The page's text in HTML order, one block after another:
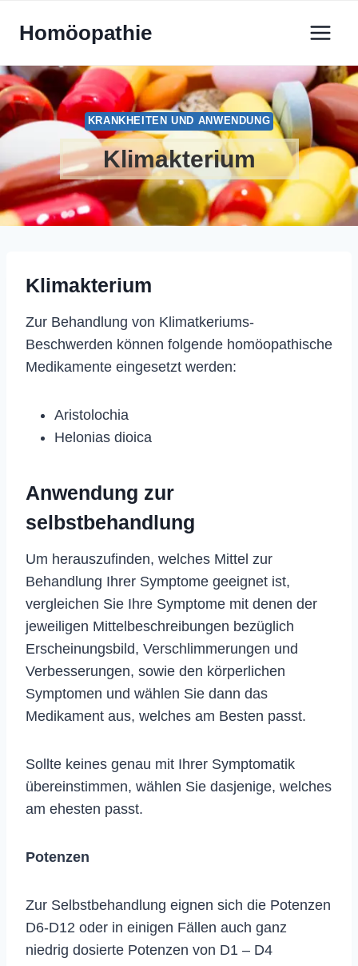
InhaltHomöopathie
KRANKHEITEN UND ANWENDUNG
Klimakterium
Klimakterium
Zur Behandlung von Klimatkeriums-
Beschwerden können folgende homöopathische
Medikamente eingesetzt werden:
Aristolochia
Helonias dioica
Anwendung zur
selbstbehandlung
Um herauszufinden, welches Mittel zur
Behandlung Ihrer Symptome geeignet ist,
vergleichen Sie Ihre Symptome mit denen der
jeweiligen Mittelbeschreibungen bezüglich
Erscheinungsbild, Verschlimmerungen und
Verbesserungen, sowie den körperlichen
Symptomen und wählen Sie dann das
Medikament aus, welches am Besten passt.
Sollte keines genau mit Ihrer Symptomatik
übereinstimmen, wählen Sie dasjenige, welches
am ehesten passt.
Potenzen
Zur Selbstbehandlung eignen sich die Potenzen
D6-D12 oder in einigen Fällen auch ganz
niedrig dosierte Potenzen von D1 – D4